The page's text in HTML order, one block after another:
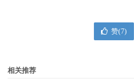
赞(7)
相关推荐